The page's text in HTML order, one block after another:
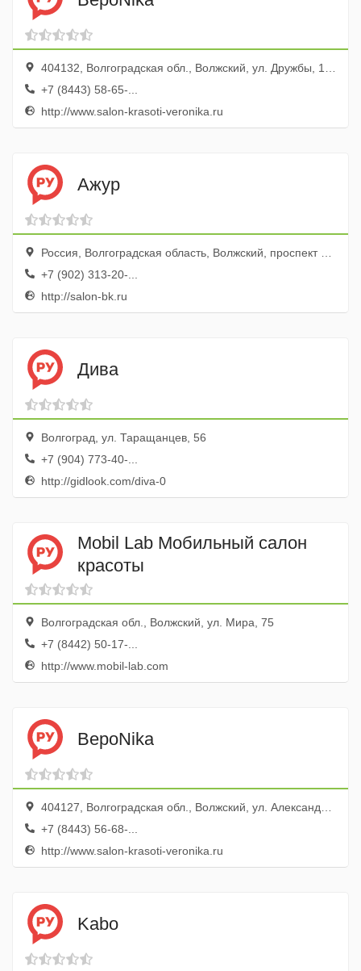
404132, Волгоградская обл., Волжский, ул. Дружбы, 107
+7 (8443) 58-65-...
http://www.salon-krasoti-veronika.ru
Ажур
Россия, Волгоградская область, Волжский, проспект имени Ленина, 126А
+7 (902) 313-20-...
http://salon-bk.ru
Дива
Волгоград, ул. Таращанцев, 56
+7 (904) 773-40-...
http://gidlook.com/diva-0
Mobil Lab Мобильный салон
красоты
Волгоградская обл., Волжский, ул. Мира, 75
+7 (8442) 50-17-...
http://www.mobil-lab.com
ВероNika
404127, Волгоградская обл., Волжский, ул. Александрова, 39
+7 (8443) 56-68-...
http://www.salon-krasoti-veronika.ru
Kabo